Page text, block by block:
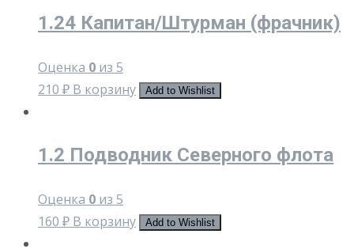
1.24 Капитан/Штурман (фрачник)
Оценка 0 из 5
210 ₽ В корзину Add to Wishlist
1.2 Подводник Северного флота
Оценка 0 из 5
160 ₽ В корзину Add to Wishlist